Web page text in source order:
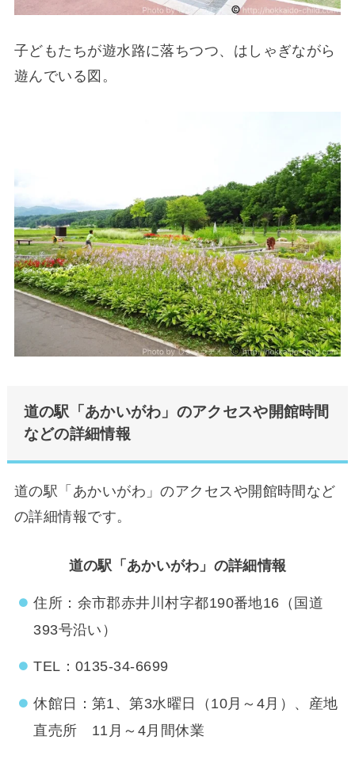
子どもたちが遊水路に落ちつつ、はしゃぎながら
遊んでいる図。
道の駅「あかいがわ」のアクセスや開館時間
などの詳細情報
道の駅「あかいがわ」のアクセスや開館時間など
の詳細情報です。
道の駅「あかいがわ」の詳細情報
住所：余市郡赤井川村字都190番地16（国道
393号沿い）
TEL：0135-34-6699
休館日：第1、第3水曜日（10月～4月）、産地
直売所 11月～4月間休業